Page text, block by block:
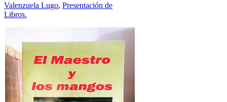
Valenzuela Lugo, Presentación de
Libros.